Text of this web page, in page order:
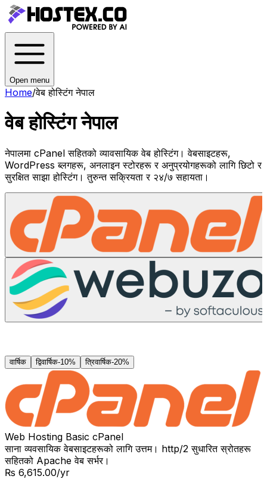
Open menu
Home/वेब होस्टिंग नेपाल
वेब होस्टिंग नेपाल
नेपालमा cPanel सहितको व्यावसायिक वेब होस्टिंग। वेबसाइटहरू,
WordPress ब्लगहरू, अनलाइन स्टोरहरू र अनुप्रयोगहरूको लागि छिटो र
सुरक्षित साझा होस्टिंग। तुरुन्त सक्रियता र २४/७ सहायता।
वार्षिक द्विवार्षिक-10% त्रिवार्षिक-20%
Web Hosting Basic cPanel
साना व्यवसायिक वेबसाइटहरूको लागि उत्तम। http/2 सुधारित स्रोतहरू
सहितको Apache वेब सर्भर।
₨ 6,615.00/yr